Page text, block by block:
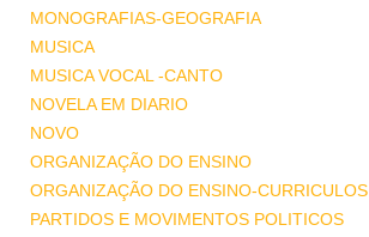
MONOGRAFIAS-GEOGRAFIA
MUSICA
MUSICA VOCAL -CANTO
NOVELA EM DIARIO
NOVO
ORGANIZAÇÃO DO ENSINO
ORGANIZAÇÃO DO ENSINO-CURRICULOS
PARTIDOS E MOVIMENTOS POLITICOS